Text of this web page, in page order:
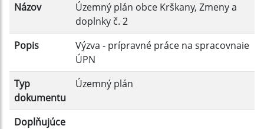
Dátum zverejnenia do:
Filtrovať
Názov
Územný plán obce Krškany, Zmeny a
doplnky č. 2
Popis
Výzva - prípravné práce na spracovnaie
ÚPN
Typ
dokumentu
Územný plán
Doplňujúce